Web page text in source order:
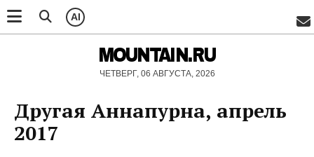
AI
MOUNTAIN.RU
ЧЕТВЕРГ, 06 АВГУСТА, 2026
Другая Аннапурна, апрель
2017